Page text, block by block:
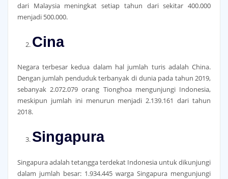
dari Malaysia meningkat setiap tahun dari sekitar 400.000
menjadi 500.000.
Cina
Negara terbesar kedua dalam hal jumlah turis adalah China.
Dengan jumlah penduduk terbanyak di dunia pada tahun 2019,
sebanyak 2.072.079 orang Tionghoa mengunjungi Indonesia,
meskipun jumlah ini menurun menjadi 2.139.161 dari tahun
2018.
Singapura
Singapura adalah tetangga terdekat Indonesia untuk dikunjungi
dalam jumlah besar: 1.934.445 warga Singapura mengunjungi